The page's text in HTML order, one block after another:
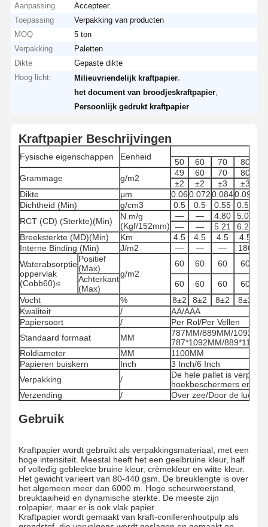
Thuis Producten Video's Over Ons
Aanpassing
Accepteer.
Toepassing
Verpakking van producten
MOQ
5 ton
Verpakking
Paletten
Dikte
Gepaste dikte
Hoog licht:
Milieuvriendelijk kraftpapier
het document van broodjeskraftpapier
Persoonlijk gedrukt kraftpapier
Kraftpapier Beschrijvingen
Fysische eigenschappen Eenheid
50 60 70 80
Grammage
g/m2
49 60 70 80
±2
±2 ±3 ±3
Dikte
μm 0.060.0720.0840.096
Dichtheid (Min)
g/cm3 0.5 0.5 0.55 0.55
RCT (CD) (Sterkte)(Min)
N.m/g
(Kgf/152mm)
— — 4.80 5.00
—
— 5.21 6.20
Breeksterkte (MD)(Min)
Km 4.5 4.5 4.5 4.5
Interne Binding (Min)
J/m2 — — — 180
Waterabsorptie
oppervlak
(Cobb60)≤
Positief
(Max)
g/m2
60 60 60 60
Achterkant
(Max)
60 60 60 60
Vocht
% 8±2 8±2 8±2 8±2
Kwaliteit
/
AA/AAA
Papiersoort
/
Per Rol/Per Vellen
Standaard formaat
MM
787MM/889MM/
787*1092MM/889*1194/
Roldiameter
MM
1100MM
Papieren buiskern
Inch
3 Inch/6 Inch
Verpakking
/
De hele pallet is verpakt
hoekbeschermers en
Verzending
/ Over zee/Door de lucht
Gebruik
Kraftpapier wordt gebruikt als verpakkingsmateriaal, met een
hoge intensiteit. Meestal heeft het een geelbruine kleur, half
of volledig gebleekte bruine kleur, crèmekleur en witte kleur.
Het gewicht varieert van 80-440 gsm. De breuklengte is over
het algemeen meer dan 6000 m. Hoge scheurweerstand,
breuktaaiheid en dynamische sterkte. De meeste zijn
rolpapier, maar er is ook vlak papier.
Kraftpapier wordt gemaakt van kraft-coniferenhoutpulp als